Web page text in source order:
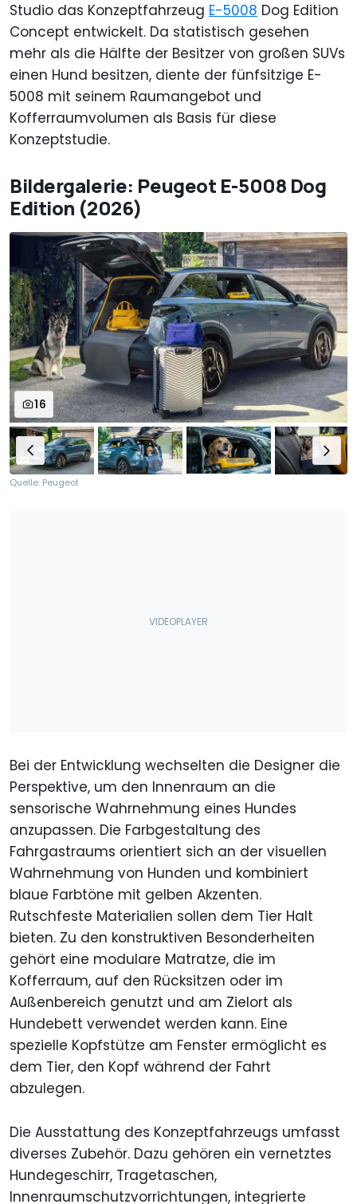
Studio das Konzeptfahrzeug E-5008 Dog Edition
Concept entwickelt. Da statistisch gesehen
mehr als die Hälfte der Besitzer von großen SUVs
einen Hund besitzen, diente der fünfsitzige E-
5008 mit seinem Raumangebot und
Kofferraumvolumen als Basis für diese
Konzeptstudie.
Bildergalerie: Peugeot E-5008 Dog
Edition (2026)
16
Quelle: Peugeot
Bei der Entwicklung wechselten die Designer die
Perspektive, um den Innenraum an die
sensorische Wahrnehmung eines Hundes
anzupassen. Die Farbgestaltung des
Fahrgastraums orientiert sich an der visuellen
Wahrnehmung von Hunden und kombiniert
blaue Farbtöne mit gelben Akzenten.
Rutschfeste Materialien sollen dem Tier Halt
bieten. Zu den konstruktiven Besonderheiten
gehört eine modulare Matratze, die im
Kofferraum, auf den Rücksitzen oder im
Außenbereich genutzt und am Zielort als
Hundebett verwendet werden kann. Eine
spezielle Kopfstütze am Fenster ermöglicht es
dem Tier, den Kopf während der Fahrt
abzulegen.
Die Ausstattung des Konzeptfahrzeugs umfasst
diverses Zubehör. Dazu gehören ein vernetztes
Hundegeschirr, Tragetaschen,
Innenraumschutzvorrichtungen, integrierte